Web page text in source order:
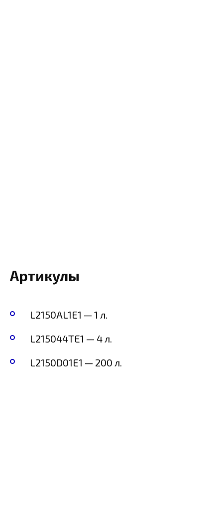
Артикулы
L2150AL1E1 — 1 л.
L215044TE1 — 4 л.
L2150D01E1 — 200 л.